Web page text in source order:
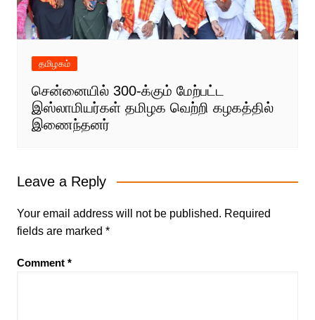
தமிழகம்
சென்னையில் 300-க்கும் மேற்பட்ட
இஸ்லாமியர்கள் தமிழக வெற்றி கழகத்தில்
இணைந்தனர்
Leave a Reply
Your email address will not be published. Required
fields are marked *
Comment *